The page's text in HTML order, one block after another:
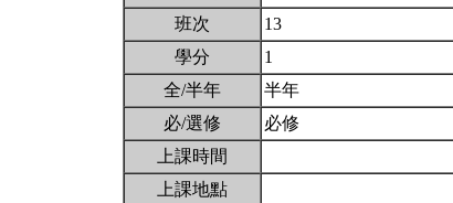
班次
13
學分
1
全/半年
半年
必/選修
必修
上課時間
上課地點